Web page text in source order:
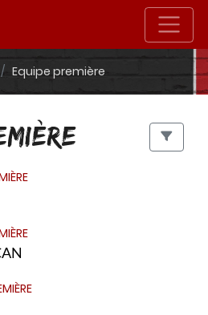
Equipe première